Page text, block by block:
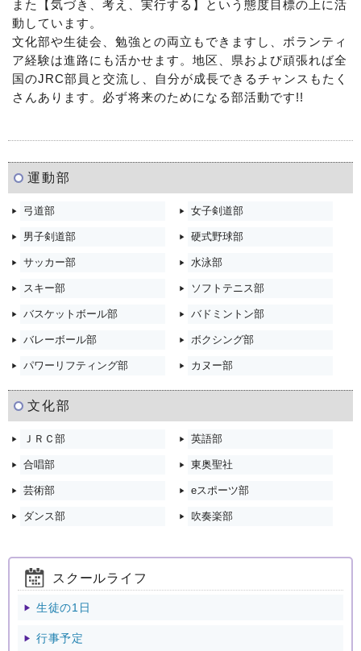
また【気づき、考え、実行する】という態度目標の上に活
動しています。
文化部や生徒会、勉強との両立もできますし、ボランティ
ア経験は進路にも活かせます。地区、県および頑張れば全
国のJRC部員と交流し、自分が成長できるチャンスもたく
さんあります。必ず将来のためになる部活動です!!
運動部
▶ 弓道部 ▶ 女子剣道部
▶ 男子剣道部 ▶ 硬式野球部
▶ サッカー部 ▶ 水泳部
▶ スキー部 ▶ ソフトテニス部
▶ バスケットボール部 ▶ バドミントン部
▶ バレーボール部 ▶ ボクシング部
▶ パワーリフティング部 ▶ カヌー部
文化部
▶ ＪＲＣ部 ▶ 英語部
▶ 合唱部 ▶ 東奥聖社
▶ 芸術部 ▶ eスポーツ部
▶ ダンス部 ▶ 吹奏楽部
スクールライフ
▶ 生徒の1日
▶ 行事予定